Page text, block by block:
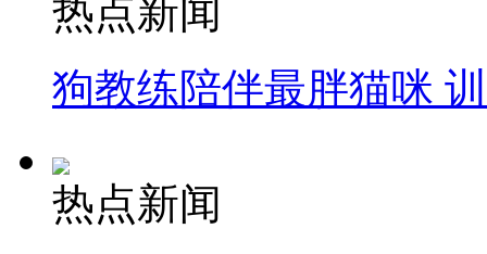
热点新闻
狗教练陪伴最胖猫咪
热点新闻